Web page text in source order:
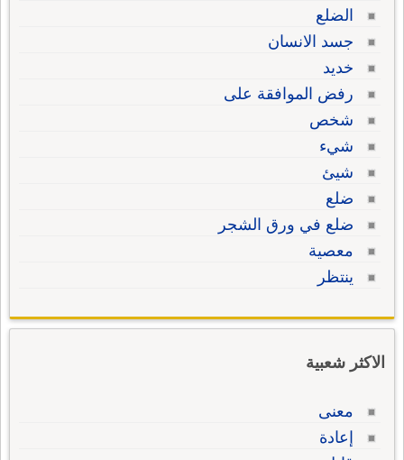
الضلع
جسد الانسان
خديد
رفض الموافقة على
شخص
شيء
شيئ
ضلع
ضلع في ورق الشجر
معصية
ينتظر
الاكثر شعبية
معنى
إعادة